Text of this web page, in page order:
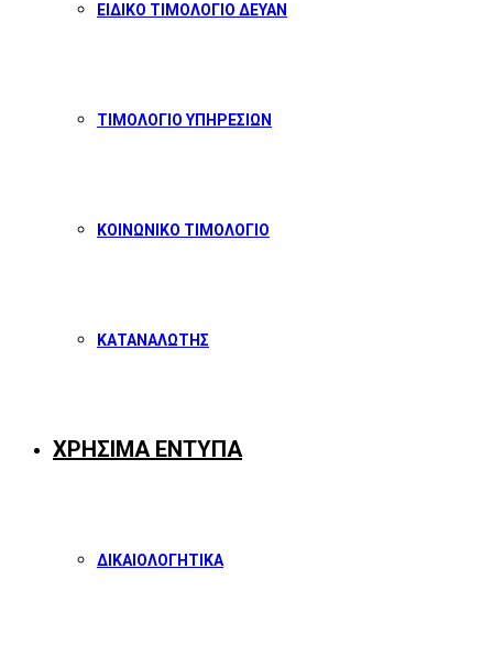
ΕΙΔΙΚΟ ΤΙΜΟΛΟΓΙΟ ΔΕΥΑΝ
ΤΙΜΟΛΟΓΙΟ ΥΠΗΡΕΣΙΩΝ
ΚΟΙΝΩΝΙΚΟ ΤΙΜΟΛΟΓΙΟ
ΚΑΤΑΝΑΛΩΤΗΣ
ΧΡΗΣΙΜΑ ΕΝΤΥΠΑ
ΔΙΚΑΙΟΛΟΓΗΤΙΚΑ